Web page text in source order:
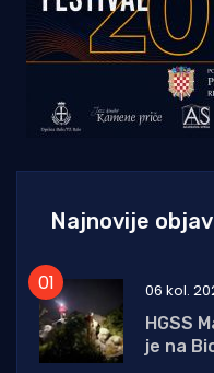
Najnovije
06 kol.
HGSS
je na